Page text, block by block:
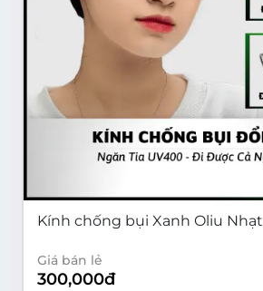
Kính chống bụi Xanh Oliu Nhạt
Giá bán lẻ
300,000đ